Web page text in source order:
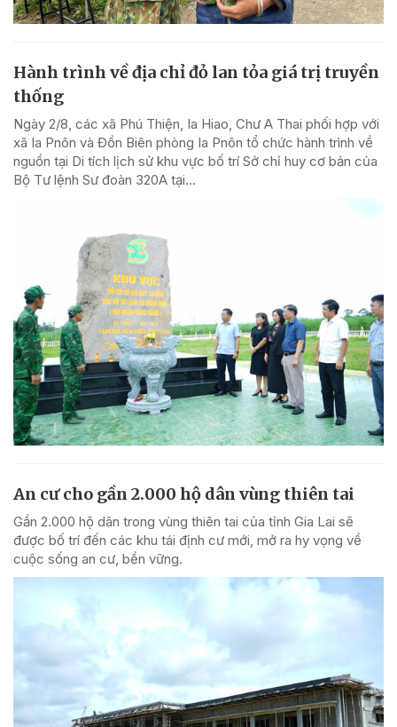
Hành trình về địa chỉ đỏ lan tỏa giá trị truyền
thống
Ngày 2/8, các xã Phú Thiện, Ia Hiao, Chư A Thai phối hợp với
xã Ia Pnôn và Đồn Biên phòng Ia Pnôn tổ chức hành trình về
nguồn tại Di tích lịch sử khu vực bố trí Sở chỉ huy cơ bản của
Bộ Tư lệnh Sư đoàn 320A tại...
An cư cho gần 2.000 hộ dân vùng thiên tai
Gần 2.000 hộ dân trong vùng thiên tai của tỉnh Gia Lai sẽ
được bố trí đến các khu tái định cư mới, mở ra hy vọng về
cuộc sống an cư, bền vững.